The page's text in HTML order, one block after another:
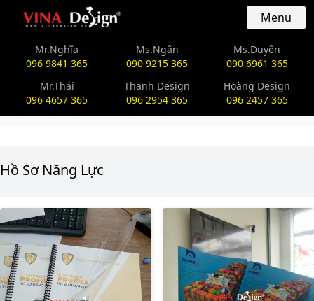
vinadesign.vn Menu
Mr.Nghĩa
096 9841 365
Ms.Ngân
090 9215 365
Ms.Duyên
090 6961 365
Mr.Thái
096 4657 365
Thanh Design
096 2954 365
Hoàng Design
096 2457 365
Hồ Sơ Năng Lực